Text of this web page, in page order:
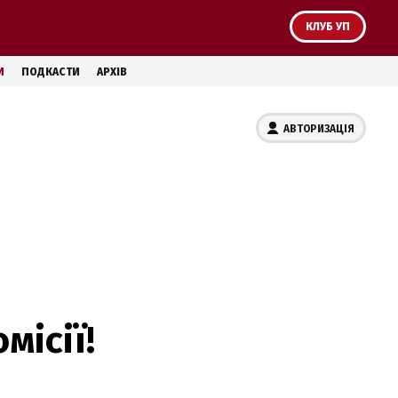
КЛУБ УП
ПОДКАСТИ АРХІВ
АВТОРИЗАЦІЯ